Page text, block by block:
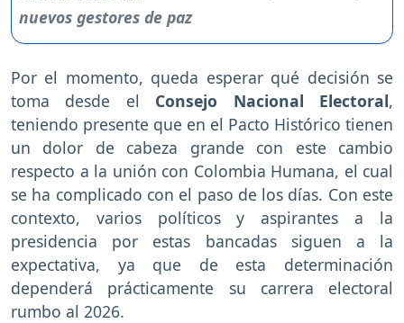
Por el momento, queda esperar qué decisión se
toma desde el Consejo Nacional Electoral,
teniendo presente que en el Pacto Histórico tienen
un dolor de cabeza grande con este cambio
respecto a la unión con Colombia Humana, el cual
se ha complicado con el paso de los días. Con este
contexto, varios políticos y aspirantes a la
presidencia por estas bancadas siguen a la
expectativa, ya que de esta determinación
dependerá prácticamente su carrera electoral
rumbo al 2026.